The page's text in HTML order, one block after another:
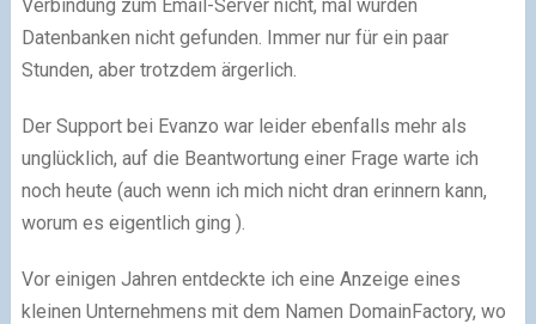
Verbindung zum Email-Server nicht, mal wurden
Datenbanken nicht gefunden. Immer nur für ein paar
Stunden, aber trotzdem ärgerlich.
Der Support bei Evanzo war leider ebenfalls mehr als
unglücklich, auf die Beantwortung einer Frage warte ich
noch heute (auch wenn ich mich nicht dran erinnern kann,
worum es eigentlich ging ).
Vor einigen Jahren entdeckte ich eine Anzeige eines
kleinen Unternehmens mit dem Namen DomainFactory, wo